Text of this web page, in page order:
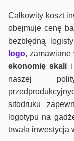
Całkowity koszt
obejmuje cenę
bezbłędną
logo, zamawiane
ekonomię skalii
naszej
sitodruku
logotypu na
trwała inwestycja